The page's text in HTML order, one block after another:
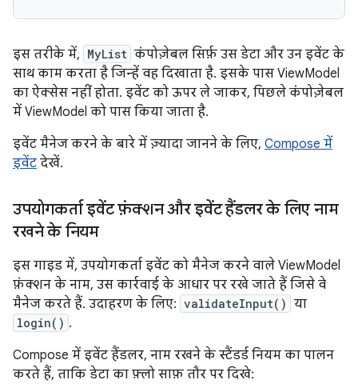
इस तरीके में, MyList कंपोज़ेबल सिर्फ़ उस डेटा और उन इवेंट के
साथ काम करता है जिन्हें वह दिखाता है. इसके पास ViewModel
का ऐक्सेस नहीं होता. इवेंट को ऊपर ले जाकर, पिछले कंपोज़ेबल
में ViewModel को पास किया जाता है.
इवेंट मैनेज करने के बारे में ज़्यादा जानने के लिए, Compose में
इवेंट देखें.
उपयोगकर्ता इवेंट फ़ंक्शन और इवेंट हैंडलर के लिए नाम
रखने के नियम
इस गाइड में, उपयोगकर्ता इवेंट को मैनेज करने वाले ViewModel
फ़ंक्शन के नाम, उस कार्रवाई के आधार पर रखे जाते हैं जिसे वे
मैनेज करते हैं. उदाहरण के लिए: validateInput() या
login() .
Compose में इवेंट हैंडलर, नाम रखने के स्टैंडर्ड नियम का पालन
करते हैं, ताकि डेटा का फ़्लो साफ़ तौर पर दिखे: